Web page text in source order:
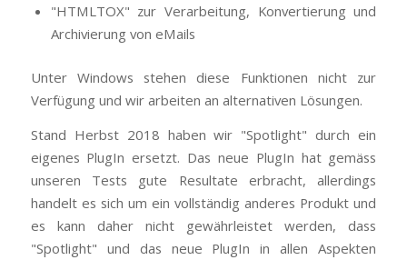
"HTMLTOX" zur Verarbeitung, Konvertierung und
Archivierung von eMails
Unter Windows stehen diese Funktionen nicht zur
Verfügung und wir arbeiten an alternativen Lösungen.
Stand Herbst 2018 haben wir "Spotlight" durch ein
eigenes PlugIn ersetzt. Das neue PlugIn hat gemäss
unseren Tests gute Resultate erbracht, allerdings
handelt es sich um ein vollständig anderes Produkt und
es kann daher nicht gewährleistet werden, dass
"Spotlight" und das neue PlugIn in allen Aspekten